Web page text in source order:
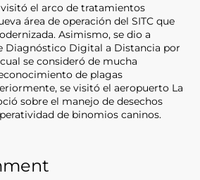
el arco de tratamientos
área de operación del SITC que
Asimismo, se dio a
Diagnóstico Digital a Distancia por
se consideró de mucha
de plagas
se visitó el aeropuerto La
sobre el manejo de desechos
de binomios caninos.